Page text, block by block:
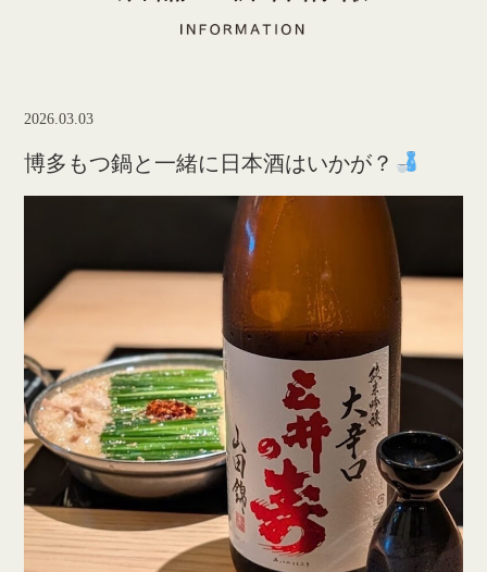
2026.03.03
博多もつ鍋と一緒に日本酒はいかが？